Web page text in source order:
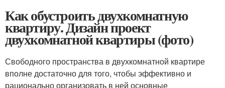
Как обустроить двухкомнатную
квартиру. Дизайн проект
двухкомнатной квартиры (фото)
Свободного пространства в двухкомнатной квартире
вполне достаточно для того, чтобы эффективно и
рационально организовать в ней основные